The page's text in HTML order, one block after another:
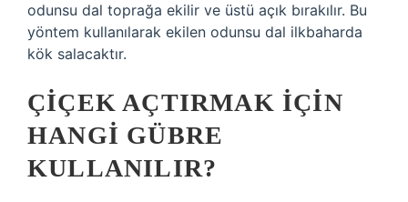
odunsu dal toprağa ekilir ve üstü açık bırakılır. Bu
yöntem kullanılarak ekilen odunsu dal ilkbaharda
kök salacaktır.
ÇIÇEK AÇTIRMAK IÇIN
HANGI GÜBRE
KULLANILIR?